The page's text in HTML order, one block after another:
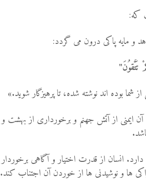
كه:
و مايه پاكى درون مى گردد:
تَتَّقوُنَ"
بوده اند نوشته شده، تا پرهيزگار شويد.»
ايمنى از آتش جهنم و برخوردارى از بهشت و
.
انسان از قدرت اختیار و آگاهی برخوردار
ها و نوشیدنی ها از خوردن آن اجتناب کند.